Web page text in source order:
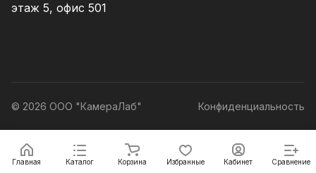
Главная Каталог Корзина Избранные Кабинет Сравнение
этаж 5, офис 501
© 2026 ООО "КамераЛаб" Конфиденциальность